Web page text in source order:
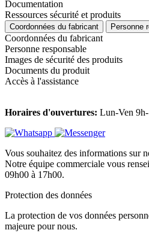
Documentation
Ressources sécurité et produits
Coordonnées du fabricant Personne
Coordonnées du fabricant
Personne responsable
Images de sécurité des produits
Documents du produit
Accès à l'assistance
Horaires d'ouvertures: Lun-Ven
Vous souhaitez des informations sur
Notre équipe commerciale vous
09h00 à 17h00.
Protection des données
La protection de vos données
majeure pour nous.